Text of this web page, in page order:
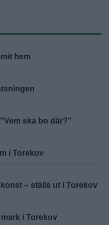
hem
ska bo där?"
i Torekov
– ställs ut i Torekov
i Torekov